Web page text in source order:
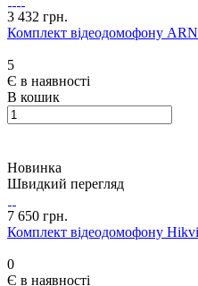
3 432 грн.
Комплект відеодомофону
5
Є в наявності
В кошик
Новинка
Швидкий перегляд
7 650 грн.
Комплект відеодомофону
0
Є в наявності